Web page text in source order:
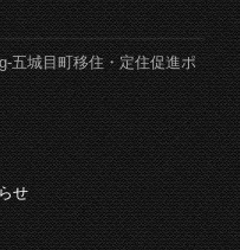
五城目町移住・定住促進ポ
せ